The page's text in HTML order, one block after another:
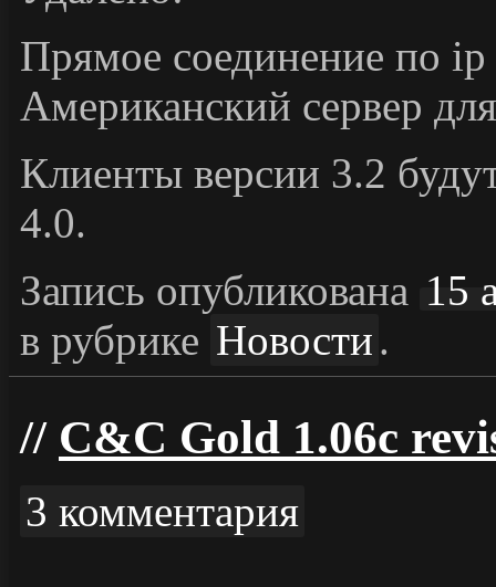
Прямое соединение по ip
Американский сервер
Клиенты версии 3.2
4.0.
Запись опубликована 15
в рубрике Новости.
C&C Gold 1.06c
3 комментария